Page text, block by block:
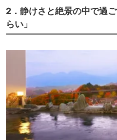
2．静けさと絶景の中で過
らい」